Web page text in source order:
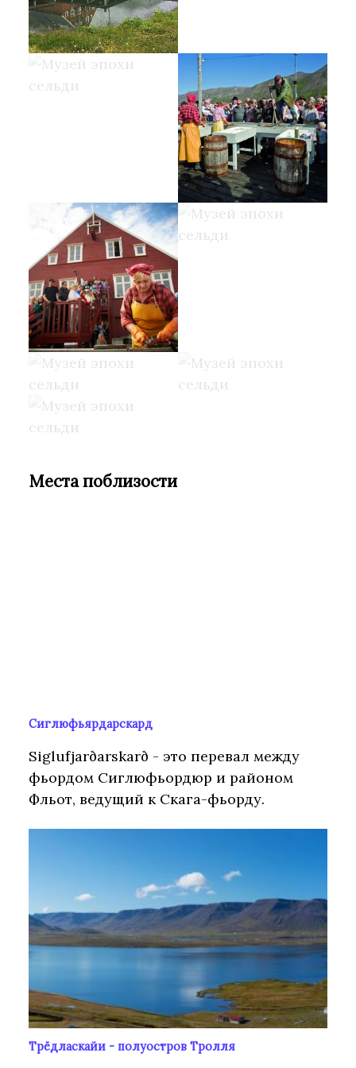
Места поблизости
Сиглюфьярдарскард
Siglufjarðarskarð - это перевал между
фьордом Сиглюфьордюр и районом
Фльот, ведущий к Скага-фьорду.
Трёдласкайи - полуостров Тролля